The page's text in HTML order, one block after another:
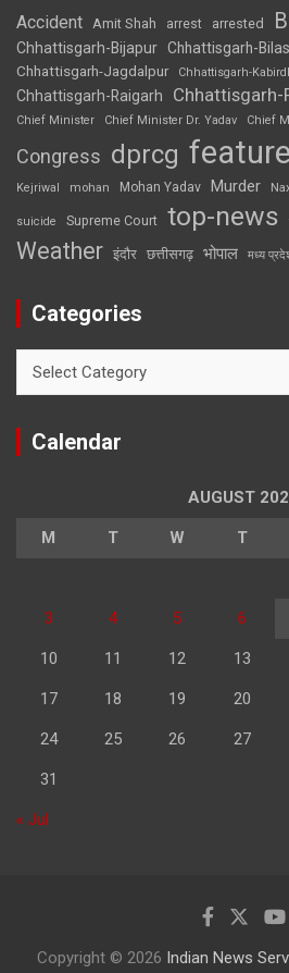
Accident Amit Shah arrest arrested
Chhattisgarh-Bijapur Chhattisgarh-
Chhattisgarh-Jagdalpur Chhattisgarh-
Chhattisgarh-Raigarh Chhattisgarh-
Chief Minister
Chief Minister Dr. Yadav Chief
Congress dprcg
Kejriwal mohan Mohan Yadav Murder
suicide Supreme Court top-news
Weather इंदौर छत्तीसगढ़ भोपाल मध्य
Categories
Calendar
AUGUST
M T W T
3 4 5 6
10 11 12 13
17 18 19 20
24 25 26 27
31
« Jul
Copyright © 2026 Indian News